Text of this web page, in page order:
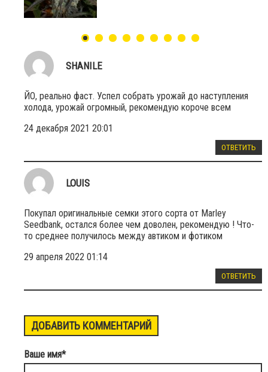
SHANILE
ЙО, реально фаст. Успел собрать урожай до наступления
холода, урожай огромный, рекомендую короче всем
24 декабря 2021 20:01
ОТВЕТИТЬ
LOUIS
Покупал оригинальные семки этого сорта от Marley
Seedbank, остался более чем доволен, рекомендую ! Что-
то среднее получилось между автиком и фотиком
29 апреля 2022 01:14
ОТВЕТИТЬ
ДОБАВИТЬ КОММЕНТАРИЙ
Ваше имя*